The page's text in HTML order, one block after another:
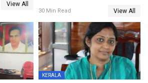
View All
30 Min Read View All
KERALA